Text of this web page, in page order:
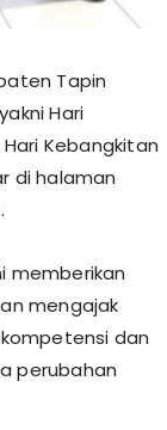
Tapin
Hari
Hari Kebangkitan
di halaman
memberikan
mengajak
dan
perubahan